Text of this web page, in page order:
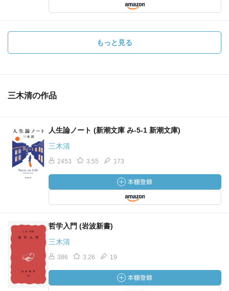
もっと見る
三木清の作品
人生論ノート (新潮文庫 み-5-1 新潮文庫)
三木清
2453 3.55 173
哲学入門 (岩波新書)
三木清
386 3.26 19